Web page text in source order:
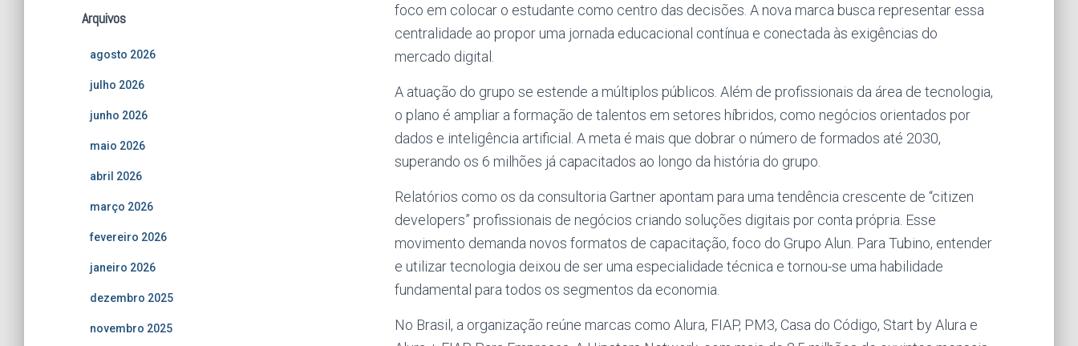
Arquivos
agosto 2026
julho 2026
junho 2026
maio 2026
abril 2026
março 2026
fevereiro 2026
janeiro 2026
dezembro 2025
novembro 2025
foco em colocar o estudante como centro das decisões. A nova marca busca representar essa
centralidade ao propor uma jornada educacional contínua e conectada às exigências do
mercado digital.
A atuação do grupo se estende a múltiplos públicos. Além de profissionais da área de tecnologia,
o plano é ampliar a formação de talentos em setores híbridos, como negócios orientados por
dados e inteligência artificial. A meta é mais que dobrar o número de formados até 2030,
superando os 6 milhões já capacitados ao longo da história do grupo.
Relatórios como os da consultoria Gartner apontam para uma tendência crescente de “citizen
developers” profissionais de negócios criando soluções digitais por conta própria. Esse
movimento demanda novos formatos de capacitação, foco do Grupo Alun. Para Tubino, entender
e utilizar tecnologia deixou de ser uma especialidade técnica e tornou-se uma habilidade
fundamental para todos os segmentos da economia.
No Brasil, a organização reúne marcas como Alura, FIAP, PM3, Casa do Código, Start by Alura e